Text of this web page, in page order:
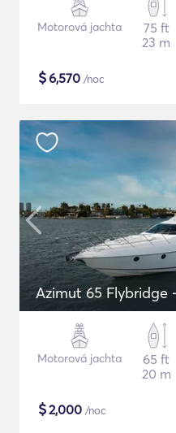
Motorová jachta
75 ft
23 m
$6,570 /noc
Azimut 65 Flybridge
Motorová jachta
65 ft
20 m
$2,000 /noc